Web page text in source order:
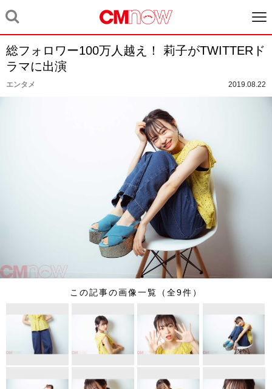
総フォロワー100万人越え！ 莉子がTWITTERド
ラマに出演
エンタメ 2019.08.22
この記事の画像一覧（全9件）